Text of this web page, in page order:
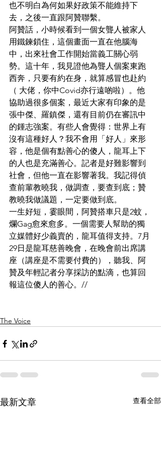
也不明白為何如果好政策不能維持下
去，之後一直跟阿贊聯繫。
阿贊話，小時候看到一個女聾人被家人
用鐵鍊鎖住，這個畫面一直在他腦海
中，出來社會工作開始當義工關心弱
勢。這十年，我見證他為聾人個案東跑
西奔，只要有約在身，就算感冒也赴約
（ 大佬，你中Covid亦行遠啲啦）。他
協助過很多個案，最近大家有印象的是
張中傑、羅鎮傑，還有目前仍在審訊中
的鍾志強案。有些人會覺得：世界上有
沒有這種好人？我不會用「好人」來形
容，他是個有點善心的傻人，龍耳上下
的人也是充滿善心。記者是好難影響到
社會，但他一直在影響著我。我記得偵
查前輩教曉我，做調查，要查到底；贊
教曉我做議題，一定要做到底。
一生好短，霎眼間，阿贊搭車只是2蚊，
爛Gag愈來愈多。一個需要人幫助的獨
立媒體好少義賣的，龍耳值得支持。7月
29日是龍耳慈善晚會，在晚會前出席講
座（講座是不需要付費的），聽我、阿
贊及年輕記者分享採訪的點滴，也算回
報這位傻人的善心。//
The Voice
最新文章 查看全部